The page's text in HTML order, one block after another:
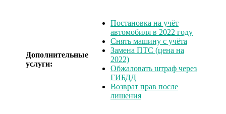
Дополнительные
услуги:
Постановка на учёт
автомобиля в 2022 году
Снять машину с учёта
Замена ПТС (цена на
2022)
Обжаловать штраф через
ГИБДД
Возврат прав после
лишения